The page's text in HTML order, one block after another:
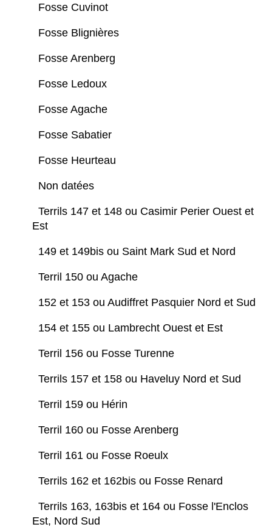
Fosse Cuvinot
Fosse Blignières
Fosse Arenberg
Fosse Ledoux
Fosse Agache
Fosse Sabatier
Fosse Heurteau
Non datées
Terrils 147 et 148 ou Casimir Perier Ouest et
Est
149 et 149bis ou Saint Mark Sud et Nord
Terril 150 ou Agache
152 et 153 ou Audiffret Pasquier Nord et Sud
154 et 155 ou Lambrecht Ouest et Est
Terril 156 ou Fosse Turenne
Terrils 157 et 158 ou Haveluy Nord et Sud
Terril 159 ou Hérin
Terril 160 ou Fosse Arenberg
Terril 161 ou Fosse Roeulx
Terrils 162 et 162bis ou Fosse Renard
Terrils 163, 163bis et 164 ou Fosse l'Enclos
Est, Nord Sud